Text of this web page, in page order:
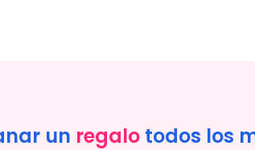
un regalo todos los